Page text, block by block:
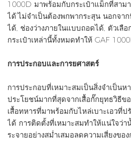
1000D มาพร้อมกับกระเป๋าแม็กที่สา
ได้’ไม่จำเป็นต้องพกพากระสุน นอกจา
ได้, ช่องว่างภายในแบบถอดได้, ตัวเลื
กระเป๋าเหล่านี้ทั้งหมดทำให้ GAF
การประกอบและการยศาสตร์
การประกอบที่เหมาะสมเป็นสิ่งจำเป็น
ประโยชน์มากที่สุดจากเสื้อกั๊กยุทธวิธี
เสื้อทหารที่มาพร้อมกับไหล่เบาะเอวที่
ได้ การติดตั้งที่เหมาะสมทำให้แน่ใจว่
ระจายอย่างสม่ำเสมอลดความเสี่ยงขอ